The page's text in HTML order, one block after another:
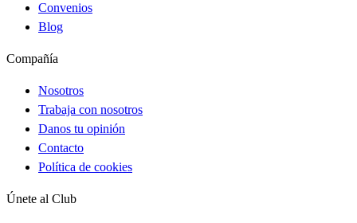
Convenios
Blog
Compañía
Nosotros
Trabaja con nosotros
Danos tu opinión
Contacto
Política de cookies
Únete al Club